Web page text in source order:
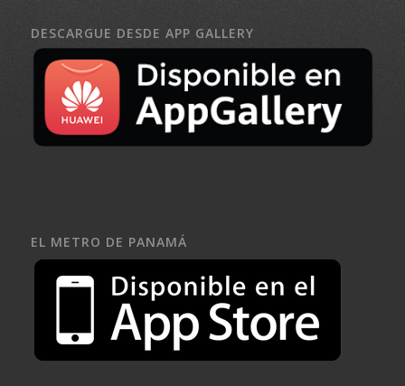
DESCARGUE DESDE APP GALLERY
EL METRO DE PANAMÁ